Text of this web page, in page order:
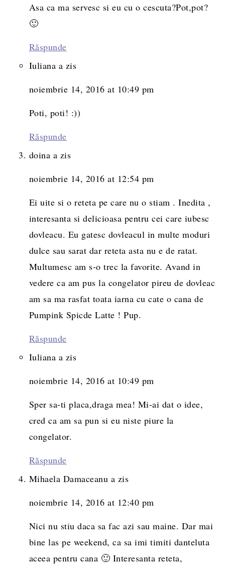
Asa ca ma servesc si eu cu o cescuta?Pot,pot?
🙂
Răspunde
Iuliana a zis
noiembrie 14, 2016 at 10:49 pm
Poti, poti! :))
Răspunde
doina a zis
noiembrie 14, 2016 at 12:54 pm
Ei uite si o reteta pe care nu o stiam . Inedita ,
interesanta si delicioasa pentru cei care iubesc
dovleacu. Eu gatesc dovleacul in multe moduri
dulce sau sarat dar reteta asta nu e de ratat.
Multumesc am s-o trec la favorite. Avand in
vedere ca am pus la congelator pireu de dovleac
am sa ma rasfat toata iarna cu cate o cana de
Pumpink Spicde Latte ! Pup.
Răspunde
Iuliana a zis
noiembrie 14, 2016 at 10:49 pm
Sper sa-ti placa,draga mea! Mi-ai dat o idee,
cred ca am sa pun si eu niste piure la
congelator.
Răspunde
Mihaela Damaceanu a zis
noiembrie 14, 2016 at 12:40 pm
Nici nu stiu daca sa fac azi sau maine. Dar mai
bine las pe weekend, ca sa imi timiti danteluta
aceea pentru cana 🙂 Interesanta reteta,